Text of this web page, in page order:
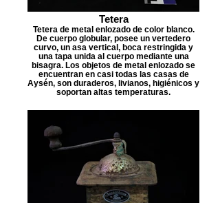
Tetera
Tetera de metal enlozado de color blanco.
De cuerpo globular, posee un vertedero
curvo, un asa vertical, boca restringida y
una tapa unida al cuerpo mediante una
bisagra. Los objetos de metal enlozado se
encuentran en casi todas las casas de
Aysén, son duraderos, livianos, higiénicos y
soportan altas temperaturas.